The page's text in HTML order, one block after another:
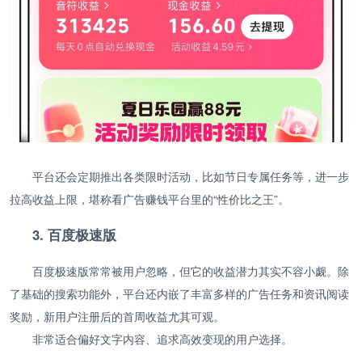
平台还会定期推出各类限时活动，比如节日专属任务等，进一步
拉高收益上限，堪称看广告赚钱平台里的“性价比之王”。
3. 百度极速版
百度极速版常常被用户忽略，但它的收益潜力其实不容小觑。除
了基础的搜索功能外，平台还内嵌了丰富多样的广告任务和资讯阅读
奖励，新用户注册后的首周收益尤其可观。
非常适合偏好文字内容、追求高效变现的用户选择。